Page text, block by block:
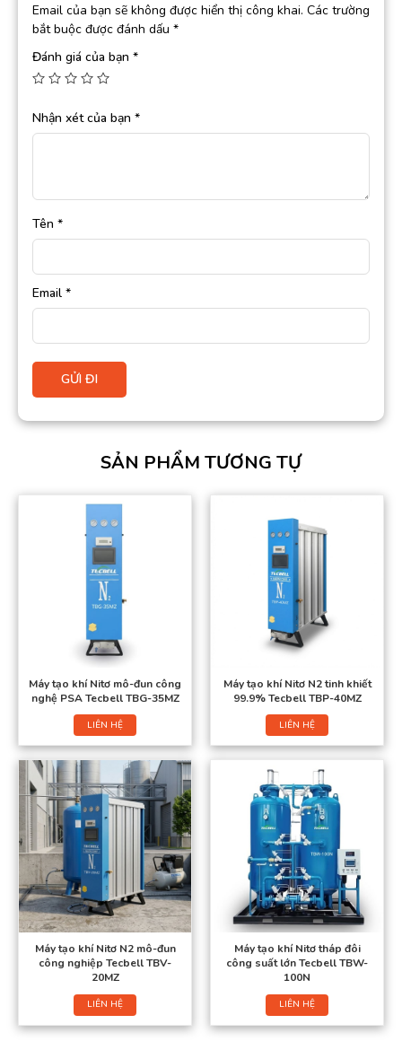
Email của bạn sẽ không được hiển thị công khai. Các trường
bắt buộc được đánh dấu *
Đánh giá của bạn *
Nhận xét của bạn *
Tên *
Email *
SẢN PHẨM TƯƠNG TỰ
Máy tạo khí Nitơ mô-đun công
nghệ PSA Tecbell TBG-35MZ
LIÊN HỆ
Máy tạo khí Nitơ N2 tinh khiết
99.9% Tecbell TBP-40MZ
LIÊN HỆ
Máy tạo khí Nitơ N2 mô-đun
công nghiệp Tecbell TBV-
20MZ
LIÊN HỆ
Máy tạo khí Nitơ tháp đôi
công suất lớn Tecbell TBW-
100N
LIÊN HỆ